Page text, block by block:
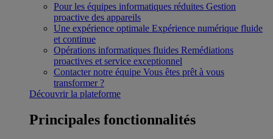
Pour les équipes informatiques réduites Gestion
proactive des appareils
Une expérience optimale Expérience numérique fluide
et continue
Opérations informatiques fluides Remédiations
proactives et service exceptionnel
Contacter notre équipe Vous êtes prêt à vous
transformer ?
Découvrir la plateforme
Principales fonctionnalités